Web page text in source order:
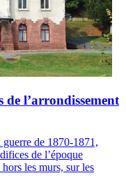
de l’arrondissement
guerre de 1870-1871,
de l’époque
les murs, sur les